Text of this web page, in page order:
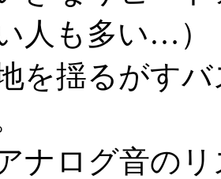
人も多い…）
を揺るがす
ナログ音の